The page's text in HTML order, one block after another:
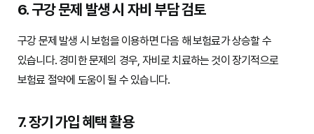
6. 구강 문제 발생 시 자비 부담 검토
구강 문제 발생 시 보험을 이용하면 다음 해 보험료가 상승할 수
있습니다. 경미한 문제의 경우, 자비로 치료하는 것이 장기적으로
보험료 절약에 도움이 될 수 있습니다.
7. 장기 가입 혜택 활용